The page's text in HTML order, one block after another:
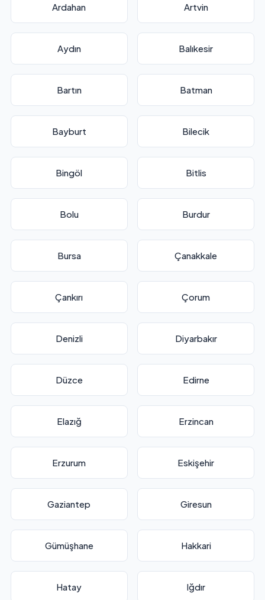
Ardahan Artvin
Aydın Balıkesir
Bartın Batman
Bayburt Bilecik
Bingöl Bitlis
Bolu Burdur
Bursa Çanakkale
Çankırı Çorum
Denizli Diyarbakır
Düzce Edirne
Elazığ Erzincan
Erzurum Eskişehir
Gaziantep Giresun
Gümüşhane Hakkari
Hatay Iğdır